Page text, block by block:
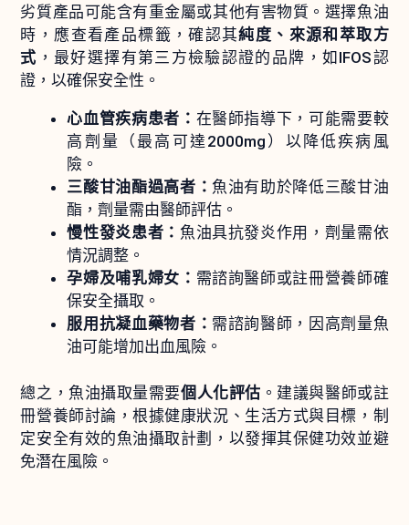
劣質產品可能含有重金屬或其他有害物質。選擇魚油
時，應查看產品標籤，確認其純度、來源和萃取方
式 ，最好選擇有第三方檢驗認證的品牌，如IFOS認
證，以確保安全性。
心血管疾病患者： 在醫師指導下，可能需要較
高劑量（最高可達2000mg）以降低疾病風
險。
三酸甘油酯過高者： 魚油有助於降低三酸甘油
酯，劑量需由醫師評估。
慢性發炎患者： 魚油具抗發炎作用，劑量需依
情況調整。
孕婦及哺乳婦女： 需諮詢醫師或註冊營養師確
保安全攝取。
服用抗凝血藥物者： 需諮詢醫師，因高劑量魚
油可能增加出血風險。
總之，魚油攝取量需要個人化評估 。建議與醫師或註
冊營養師討論，根據健康狀況、生活方式與目標，制
定安全有效的魚油攝取計劃，以發揮其保健功效並避
免潛在風險。